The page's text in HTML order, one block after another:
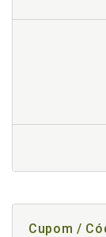
Cupom /